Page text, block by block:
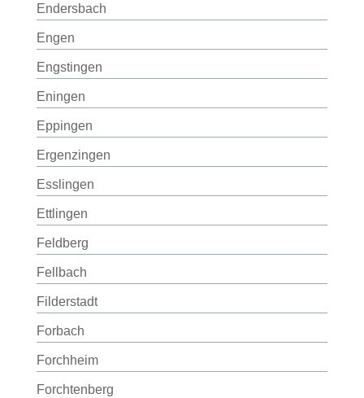
Endersbach
Engen
Engstingen
Eningen
Eppingen
Ergenzingen
Esslingen
Ettlingen
Feldberg
Fellbach
Filderstadt
Forbach
Forchheim
Forchtenberg